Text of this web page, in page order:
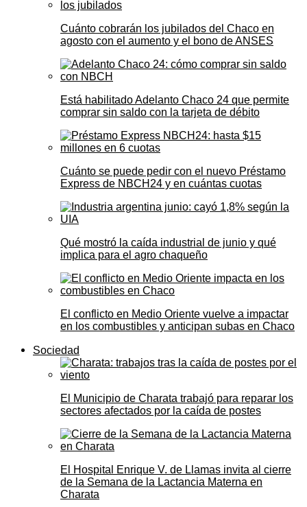
Cuánto cobrarán los jubilados del Chaco en
agosto con el aumento y el bono de ANSES
Está habilitado Adelanto Chaco 24 que permite
comprar sin saldo con la tarjeta de débito
Cuánto se puede pedir con el nuevo Préstamo
Express de NBCH24 y en cuántas cuotas
Qué mostró la caída industrial de junio y qué
implica para el agro chaqueño
El conflicto en Medio Oriente vuelve a impactar
en los combustibles y anticipan subas en Chaco
Sociedad
El Municipio de Charata trabajó para reparar los
sectores afectados por la caída de postes
El Hospital Enrique V. de Llamas invita al cierre
de la Semana de la Lactancia Materna en
Charata